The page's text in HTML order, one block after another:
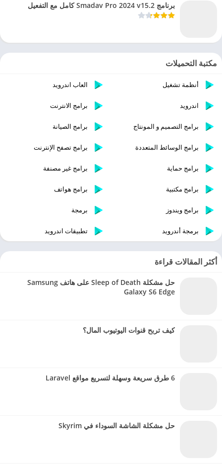
برنامج Smadav Pro 2024 v15.2 كامل مع التفعيل
مكتبة التحميلات
أنظمة تشغيل العاب اندرويد
اندرويد برامج الانترنت
برامج التصميم و المونتاج برامج الصيانة
برامج الوسائط المتعددة برامج تصفح الإنترنت
برامج حماية برامج غير مصنفة
برامج مكتبية برامج هواتف
برامج ويندوز برمجة
برمجة أندرويد تطبيقات اندرويد
أكثر المقالات قراءة
حل مشكلة Sleep of Death على هاتف Samsung
Galaxy S6 Edge
كيف تربح قنوات اليوتيوب المال؟
6 طرق سريعة وسهلة لتسريع مواقع Laravel
حل مشكلة الشاشة السوداء في Skyrim